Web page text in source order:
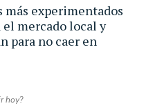
más experimentados
mercado local y
para no caer en
hoy?